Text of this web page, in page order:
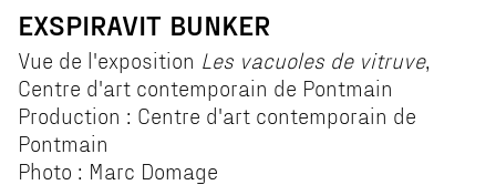
EXSPIRAVIT BUNKER
Vue de l'exposition Les vacuoles de vitruve,
Centre d'art contemporain de Pontmain
Production : Centre d'art contemporain de
Pontmain
Photo : Marc Domage